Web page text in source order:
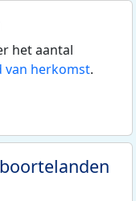
het aantal
van herkomst.